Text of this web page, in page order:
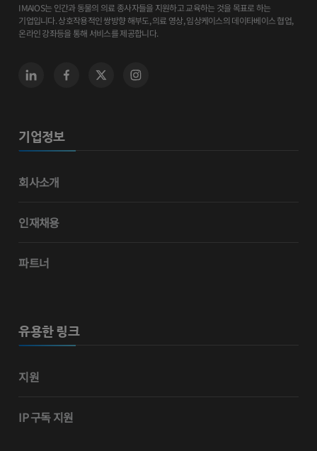
IMAIOS는 인간과 동물의 의료 종사자들을 지원하고 교육하는 것을 목표로 하는
기업입니다. 상호작용적인 쌍방향 해부도, 의료 영상, 임상케이스의 데이타베이스 협업,
온라인 강좌등을 통해 서비스를 제공합니다.
기업정보
회사소개
인재채용
파트너
유용한 링크
지원
IP 구독 지원